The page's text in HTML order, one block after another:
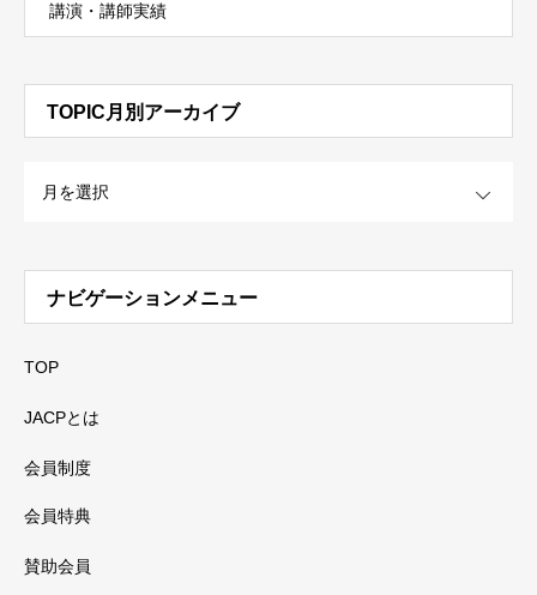
講演・講師実績
TOPIC月別アーカイブ
ナビゲーションメニュー
TOP
JACPとは
会員制度
会員特典
賛助会員